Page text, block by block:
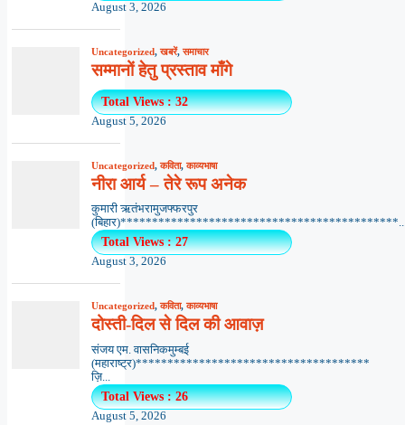
August 3, 2026
Uncategorized,खबरें,समाचार
सम्मानों हेतु प्रस्ताव माँगे
Total Views : 32
August 5, 2026
Uncategorized,कविता,काव्यभाषा
नीरा आर्य – तेरे रूप अनेक
कुमारी ऋतंभरामुजफ्फरपुर
Total Views : 27
August 3, 2026
Uncategorized,कविता,काव्यभाषा
दोस्ती-दिल से दिल की आवाज़
संजय एम. वासनिकमुम्बई
(महाराष्ट्र)*************************************
ज़ि...
Total Views : 26
August 5, 2026